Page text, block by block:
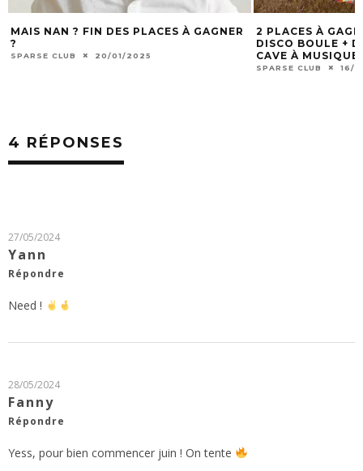
MAIS NAN ? FIN DES PLACES À GAGNER
?
SPARSE CLUB 20/01/2025
2 PLACES À
DISCO BOULE +
CAVE À
SPARSE CLUB 16/
4 RÉPONSES
27/05/2024
Yann
Répondre
Need !
28/05/2024
Fanny
Répondre
Yess, pour bien commencer juin ! On tente